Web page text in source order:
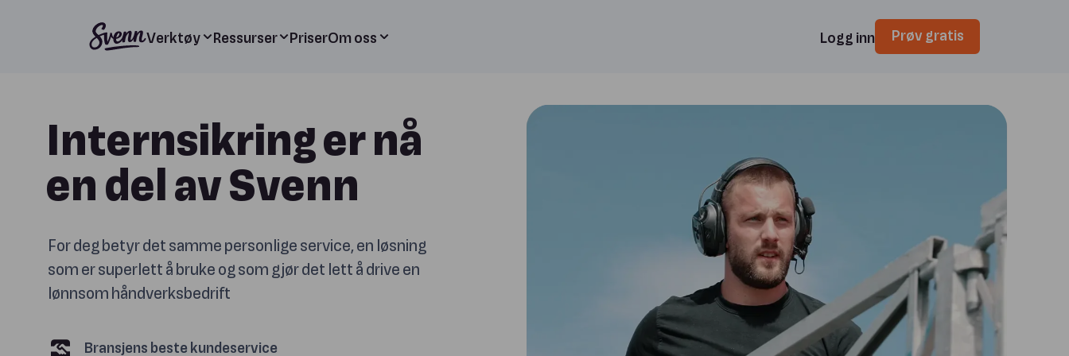
Verktøy Ressurser PriserOm oss Logg inn Prøv gratis
Internsikring er nå
en del av Svenn
For deg betyr det samme personlige service, en løsning
som er superlett å bruke og som gjør det lett å drive en
lønnsom håndverksbedrift
Bransjens beste kundeservice